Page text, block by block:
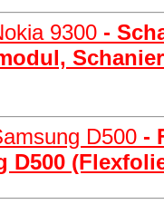
9300 -
D500 -
D500